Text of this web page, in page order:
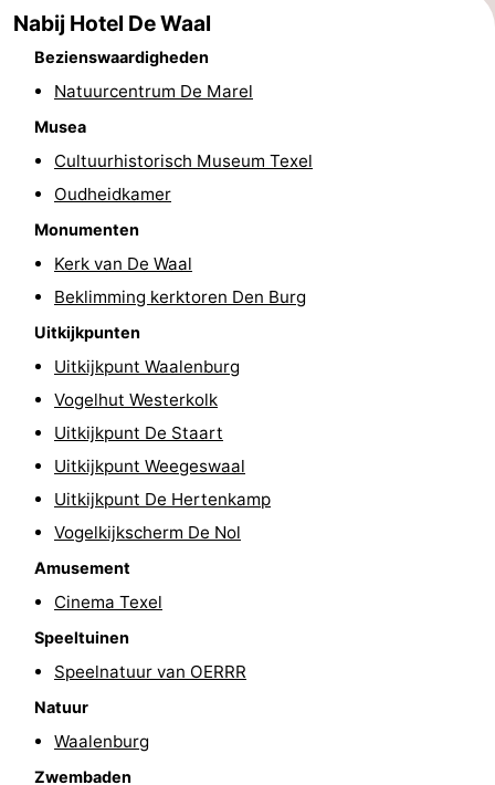
breakfasts)
Hotels
Eibernest
Hoogelandt
Beach
Park
Texel
Buytenveldt
De
EuroParcs
Texel
Kustpark
Sluftervallei
Strandhuys
Residentie
Texel
Villapark
Vogelmient
Last
minutes
Strand
Zien
Nabij Hotel De Waal
Bezienswaardigheden
Natuurcentrum De Marel
Musea
Cultuurhistorisch Museum Texel
Oudheidkamer
Monumenten
Kerk van De Waal
Beklimming kerktoren Den Burg
Uitkijkpunten
Uitkijkpunt Waalenburg
Vogelhut Westerkolk
Uitkijkpunt De Staart
Uitkijkpunt Weegeswaal
Uitkijkpunt De Hertenkamp
Vogelkijkscherm De Nol
Amusement
Cinema Texel
Speeltuinen
Speelnatuur van OERRR
Natuur
Waalenburg
Zwembaden